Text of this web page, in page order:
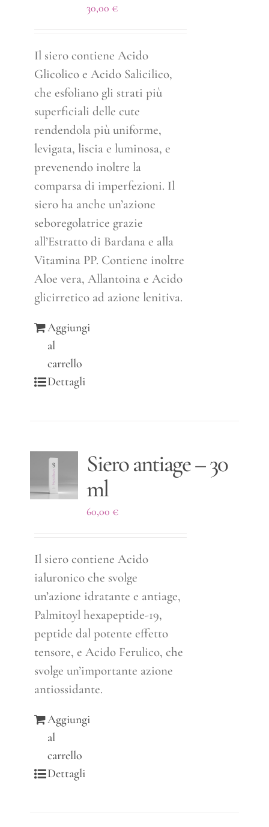
30,00 €
Il siero contiene Acido
Glicolico e Acido Salicilico,
che esfoliano gli strati più
superficiali delle cute
rendendola più uniforme,
levigata, liscia e luminosa, e
prevenendo inoltre la
comparsa di imperfezioni. Il
siero ha anche un’azione
seboregolatrice grazie
all’Estratto di Bardana e alla
Vitamina PP. Contiene inoltre
Aloe vera, Allantoina e Acido
glicirretico ad azione lenitiva.
Aggiungi
al
carrello
Dettagli
Siero antiage – 30
ml
60,00 €
Il siero contiene Acido
ialuronico che svolge
un’azione idratante e antiage,
Palmitoyl hexapeptide-19,
peptide dal potente effetto
tensore, e Acido Ferulico, che
svolge un’importante azione
antiossidante.
Aggiungi
al
carrello
Dettagli